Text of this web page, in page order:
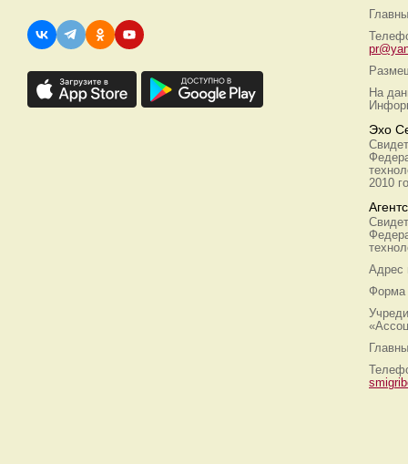
На
Эхо
2010
Адрес
Форма